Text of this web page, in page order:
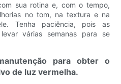
sua rotina e, com o tempo,
no tom, na textura e na
Tenha paciência, pois as
várias semanas para se
para obter o
de luz vermelha.